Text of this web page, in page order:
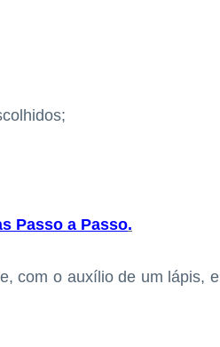
Passo a Passo.
com o auxílio de um lápis, e